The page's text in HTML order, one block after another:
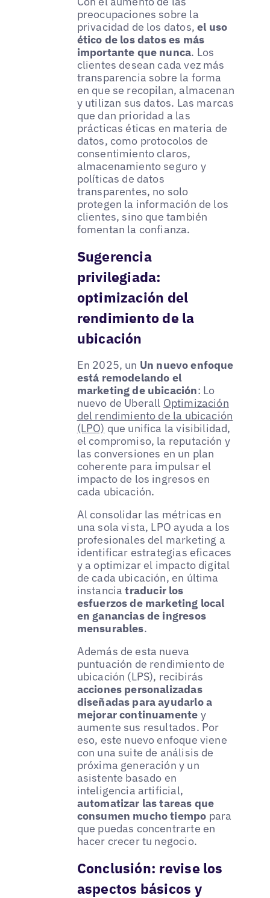
preocupaciones sobre la
privacidad de los datos,el uso
ético de los datos es más
importante que nunca. Los
clientes desean cada vez más
transparencia sobre la forma
en que se recopilan, almacenan
y utilizan sus datos. Las marcas
que dan prioridad a las
prácticas éticas en materia de
datos, como protocolos de
consentimiento claros,
almacenamiento seguro y
políticas de datos
transparentes, no solo
protegen la información de los
clientes, sino que también
fomentan la confianza.
Sugerencia
privilegiada:
optimización del
rendimiento de la
ubicación
En 2025, un Un nuevo enfoque
está remodelando el
marketing de ubicación: Lo
nuevo de Uberall Optimización
del rendimiento de la ubicación
(LPO) que unifica la visibilidad,
el compromiso, la reputación y
las conversiones en un plan
coherente para impulsar el
impacto de los ingresos en
cada ubicación.
Al consolidar las métricas en
una sola vista, LPO ayuda a los
profesionales del marketing a
identificar estrategias eficaces
y a optimizar el impacto digital
de cada ubicación, en última
instanciatraducir los
esfuerzos de marketing local
en ganancias de ingresos
mensurables.
Además de esta nueva
puntuación de rendimiento de
ubicación (LPS), recibirás
acciones personalizadas
diseñadas para ayudarlo a
mejorar continuamente y
aumente sus resultados. Por
eso, este nuevo enfoque viene
con una suite de análisis de
próxima generación y un
asistente basado en
inteligencia artificial,
automatizar las tareas que
consumen mucho tiempo para
que puedas concentrarte en
hacer crecer tu negocio.
Conclusión: revise los
aspectos básicos y